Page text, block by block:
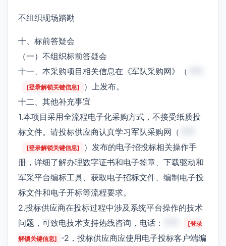
不组织现场踏勘
十、标前答疑会
（一）不组织标前答疑会
十一、本采购项目相关信息在《军队采购网》（
[登录解锁关键信息]
）上发布。
十二、其他补充事宜
1.本项目采用全流程电子化采购方式，不接受纸质投
标文件。请投标供应商认真学习军队采购网（
[登录解锁关键信息]
）发布的电子招投标相关操作手
册，详细了解办理数字证书和电子签章、下载驱动和
军采平台编标工具、获取电子招标文件、编制电子投
标文件和电子开标等流程要求。
2.投标供应商在投标过程中涉及系统平台操作的技术
问题，可致电技术支持热线咨询，电话：
[登录
解锁关键信息]
-2，投标供应商应使用电子投标客户端编